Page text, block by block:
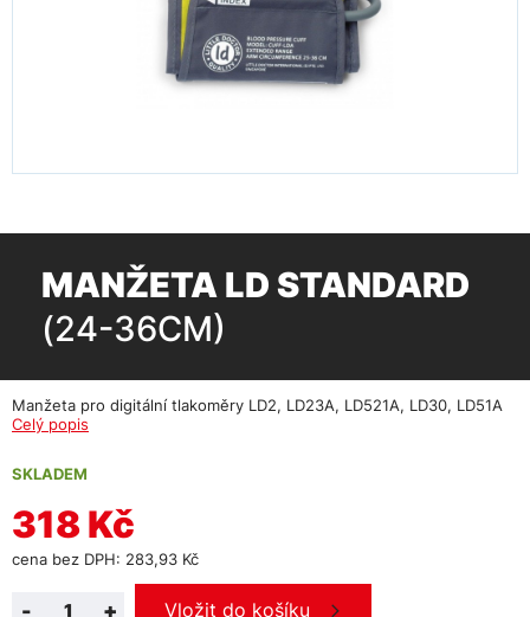
MANŽETA LD STANDARD
(24-36CM)
Manžeta pro digitální tlakoměry LD2, LD23A, LD521A, LD30, LD51A
Celý popis
SKLADEM
318 Kč
cena bez DPH: 283,93 Kč
+
- Vložit do košíku